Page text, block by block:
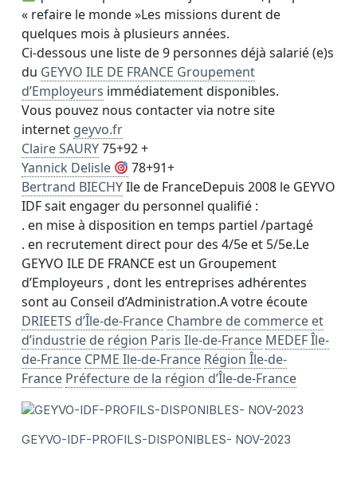
« refaire le monde »Les missions durent de
quelques mois à plusieurs années.
Ci-dessous une liste de 9 personnes déjà salarié (e)s
du GEYVO ILE DE FRANCE Groupement
d’Employeurs immédiatement disponibles.
Vous pouvez nous contacter via notre site
internet geyvo.fr
Claire SAURY75+92 +
Yannick Delisle
78+91+
Bertrand BIECHYIle de FranceDepuis 2008 le GEYVO
IDF sait engager du personnel qualifié :
. en mise à disposition en temps partiel /partagé
. en recrutement direct pour des 4/5e et 5/5e.Le
GEYVO ILE DE FRANCE est un Groupement
d’Employeurs , dont les entreprises adhérentes
sont au Conseil d’Administration.A votre écoute
DRIEETS d’Île-de-France Chambre de commerce et
d’industrie de région Paris Ile-de-France MEDEF Île-
de-France CPME Ile-de-France Région Île-de-
France Préfecture de la région d’Île-de-France
GEYVO-IDF-PROFILS-DISPONIBLES- NOV-2023